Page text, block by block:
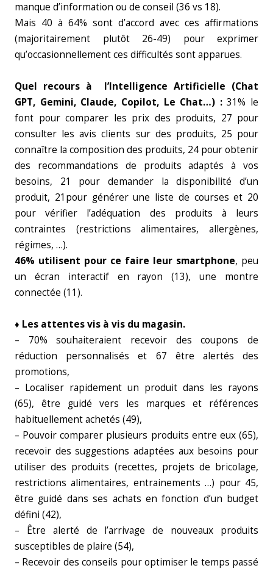
manque d’information ou de conseil (36 vs 18).
Mais 40 à 64% sont d’accord avec ces affirmations
(majoritairement plutôt 26-49) pour exprimer
qu’occasionnellement ces difficultés sont apparues.
Quel recours à l’Intelligence Artificielle (Chat
GPT, Gemini, Claude, Copilot, Le Chat…) :31% le
font pour comparer les prix des produits, 27 pour
consulter les avis clients sur des produits, 25 pour
connaître la composition des produits, 24 pour obtenir
des recommandations de produits adaptés à vos
besoins, 21 pour demander la disponibilité d’un
produit, 21pour générer une liste de courses et 20
pour vérifier l’adéquation des produits à leurs
contraintes (restrictions alimentaires, allergènes,
régimes, …).
46% utilisent pour ce faire leur smartphone, peu
un écran interactif en rayon (13), une montre
connectée (11).
♦ Les attentes vis à vis du magasin.
– 70% souhaiteraient recevoir des coupons de
réduction personnalisés et 67 être alertés des
promotions,
– Localiser rapidement un produit dans les rayons
(65), être guidé vers les marques et références
habituellement achetés (49),
– Pouvoir comparer plusieurs produits entre eux (65),
recevoir des suggestions adaptées aux besoins pour
utiliser des produits (recettes, projets de bricolage,
restrictions alimentaires, entrainements …) pour 45,
être guidé dans ses achats en fonction d’un budget
défini (42),
– Être alerté de l’arrivage de nouveaux produits
susceptibles de plaire (54),
– Recevoir des conseils pour optimiser le temps passé